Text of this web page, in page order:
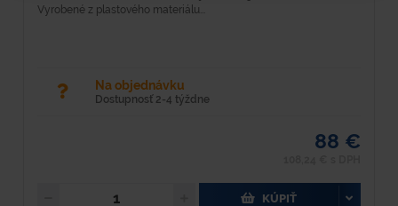
Vyrobené z plastového materiálu...
Na objednávku
Dostupnosť 2-4 týždne
88 €
KÚPIŤ